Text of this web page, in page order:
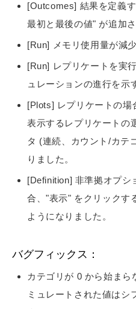
[Outcomes] 結果を定義
最初と最後の値" が追加さ
[Run] メモリ使用量が減
[Run] レプリケートを実
ュレーションの進行を示
[Plots] レプリケートの場
表示するレプリケートの
タ (連続、カウント/カテ
りました。
[Definition] 非準拠オプシ
合、"表示" をクリックす
ようになりました。
バグフィックス：
カテゴリが 0 から始まら
ミュレートされた値はシ